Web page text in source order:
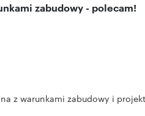
zabudowy - polecam!
z warunkami zabudowy i